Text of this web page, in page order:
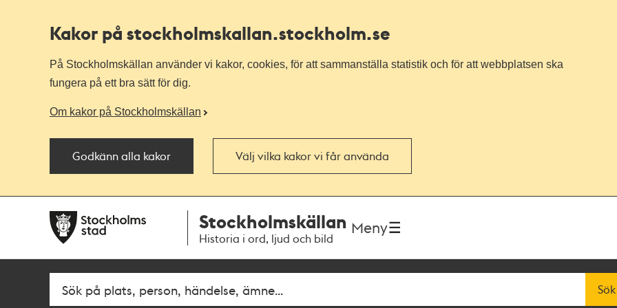
Kakor på stockholmskallan.stockholm.se
På Stockholmskällan använder vi kakor, cookies, för att sammanställa statistik och för att webbplatsen ska
fungera på ett bra sätt för dig.
Om kakor på Stockholmskällan
Godkänn alla kakor Välj vilka kakor vi får använda
navigationen
huvudinnehållet
Stockholmskällan
Historia i ord, ljud och bild
Meny
Fritextsök Sök